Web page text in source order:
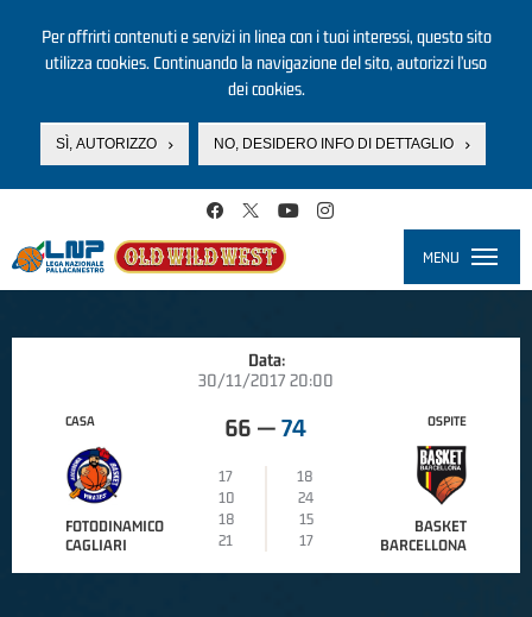
Per offrirti contenuti e servizi in linea con i tuoi interessi, questo sito
utilizza cookies. Continuando la navigazione del sito, autorizzi l’uso
dei cookies.
SÌ, AUTORIZZO NO, DESIDERO INFO DI DETTAGLIO
MENU
Data:
30/11/2017 20:00
CASA
FOTODINAMICO
CAGLIARI
66 — 74
17
18
10
24
18
15
21
17
OSPITE
BASKET
BARCELLONA